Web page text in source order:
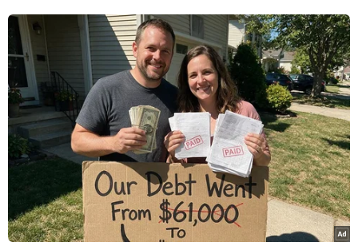
Lê Hà
21/08/2019 01:36
Dự án được kỳ vọng sẽ cấp thông tin hữu ích cho
việc ngăn chặn những đe dọa trong tương lai do
tình trạng các khối băng hà tan chảy và từ đó áp
dụng các biện pháp ứng phó phù hợp với biến đổi
khí hậu.